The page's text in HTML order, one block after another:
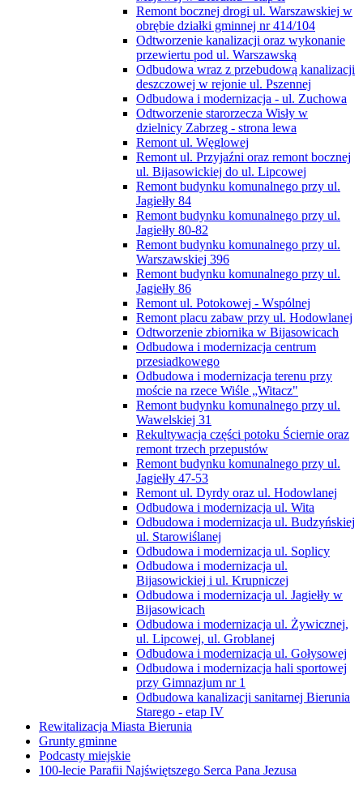
Remont bocznej drogi ul. Warszawskiej w
obrębie działki gminnej nr 414/104
Odtworzenie kanalizacji oraz wykonanie
przewiertu pod ul. Warszawską
Odbudowa wraz z przebudową kanalizacji
deszczowej w rejonie ul. Pszennej
Odbudowa i modernizacja - ul. Zuchowa
Odtworzenie starorzecza Wisły w
dzielnicy Zabrzeg - strona lewa
Remont ul. Węglowej
Remont ul. Przyjaźni oraz remont bocznej
ul. Bijasowickiej do ul. Lipcowej
Remont budynku komunalnego przy ul.
Jagiełły 84
Remont budynku komunalnego przy ul.
Jagiełły 80-82
Remont budynku komunalnego przy ul.
Warszawskiej 396
Remont budynku komunalnego przy ul.
Jagiełły 86
Remont ul. Potokowej - Wspólnej
Remont placu zabaw przy ul. Hodowlanej
Odtworzenie zbiornika w Bijasowicach
Odbudowa i modernizacja centrum
przesiadkowego
Odbudowa i modernizacja terenu przy
moście na rzece Wiśle „Witacz"
Remont budynku komunalnego przy ul.
Wawelskiej 31
Rekultywacja części potoku Ściernie oraz
remont trzech przepustów
Remont budynku komunalnego przy ul.
Jagiełły 47-53
Remont ul. Dyrdy oraz ul. Hodowlanej
Odbudowa i modernizacja ul. Wita
Odbudowa i modernizacja ul. Budzyńskiej
ul. Starowiślanej
Odbudowa i modernizacja ul. Soplicy
Odbudowa i modernizacja ul.
Bijasowickiej i ul. Krupniczej
Odbudowa i modernizacja ul. Jagiełły w
Bijasowicach
Odbudowa i modernizacja ul. Żywicznej,
ul. Lipcowej, ul. Groblanej
Odbudowa i modernizacja ul. Gołysowej
Odbudowa i modernizacja hali sportowej
przy Gimnazjum nr 1
Odbudowa kanalizacji sanitarnej Bierunia
Starego - etap IV
Rewitalizacja Miasta Bierunia
Grunty gminne
Podcasty miejskie
100-lecie Parafii Najświętszego Serca Pana Jezusa